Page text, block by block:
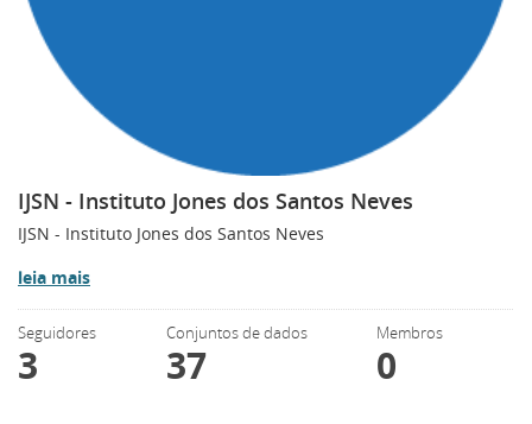
IJSN - Instituto Jones dos Santos Neves
IJSN - Instituto Jones dos Santos Neves
leia mais
Seguidores
3
Conjuntos de dados
37
Membros
0